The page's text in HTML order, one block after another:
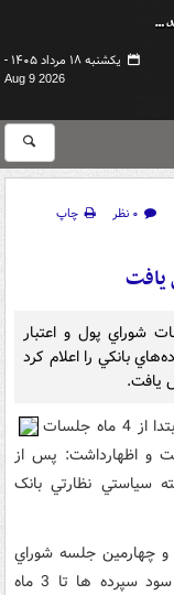
یکشنبه ۱۸ مرداد ۱۴۰۵ -
Aug 9 2026
۰ نظر
چاپ
شوراي پول و اعتبار
سود و سپرده‌هاي بانکي را اعلام کرد
يافت.
به گزارش مشرق به نقل از مهر، محمود بهمني ابتدا از 4 ماه جلسات
درباره بسته پولي سال 90 گفت و اظهارداشت: پس از
سياستي نظارتي بانک
چهارمين جلسه شوراي
پول و اعتبار، اعلام کرد: براساسن اساس، نرخ سود سپرده ها تا 3 ماه‌